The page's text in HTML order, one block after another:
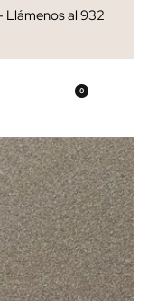
Llámenos al 932
0